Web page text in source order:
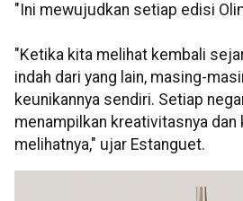
"Ini mewujudkan setiap edisi
"Ketika kita melihat kembali
indah dari yang lain, masing-
keunikannya sendiri. Setiap
menampilkan kreativitasnya dan
melihatnya," ujar Estanguet.